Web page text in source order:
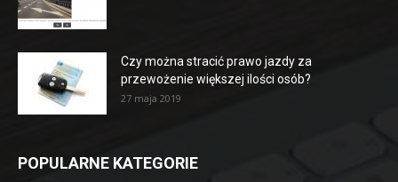
Czy można stracić prawo jazdy za
przewożenie większej ilości osób?
27 maja 2019
POPULARNE KATEGORIE